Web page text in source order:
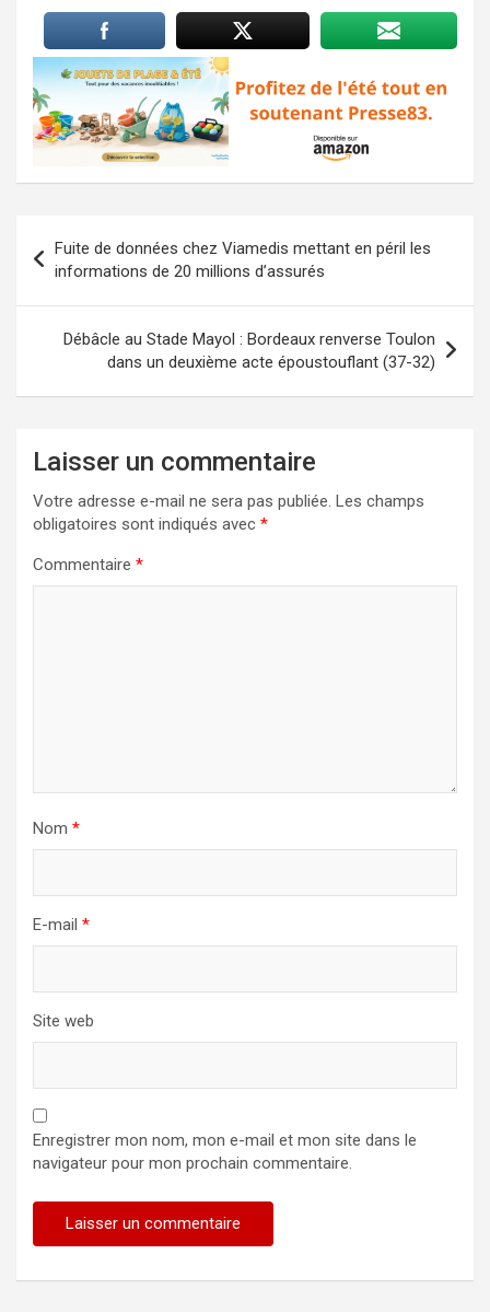
de
l’article
Fuite de données chez Viamedis mettant en péril les
informations de 20 millions d’assurés
Débâcle au Stade Mayol : Bordeaux renverse Toulon
dans un deuxième acte époustouflant (37-32)
Laisser un commentaire
Votre adresse e-mail ne sera pas publiée. Les champs
obligatoires sont indiqués avec *
Commentaire *
Nom *
E-mail *
Site web
Enregistrer mon nom, mon e-mail et mon site dans le
navigateur pour mon prochain commentaire.